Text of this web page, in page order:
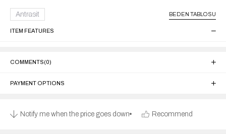
Antrasit BEDEN TABLOSU
ITEM FEATURES
COMMENTS(0)
PAYMENT OPTIONS
Notify me when the price goes down Recommend